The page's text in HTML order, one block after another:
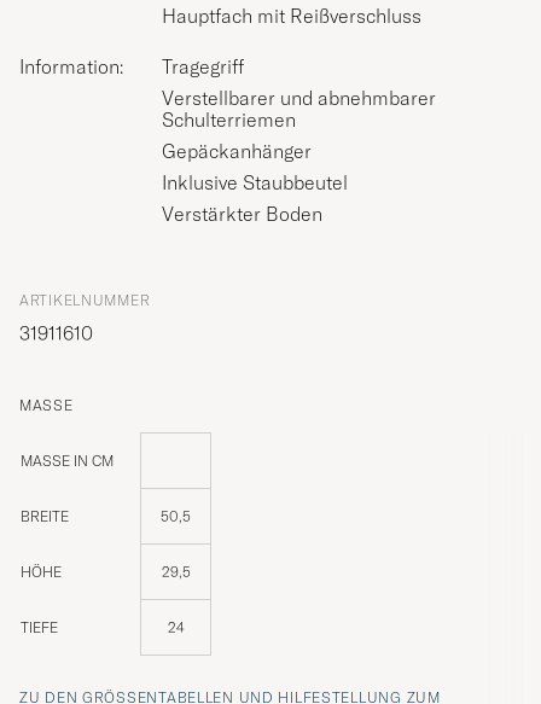
Hauptfach mit Reißverschluss
Information:
Tragegriff
Verstellbarer und abnehmbarer
Schulterriemen
Gepäckanhänger
Inklusive Staubbeutel
Verstärkter Boden
ARTIKELNUMMER
31911610
MASSE
MASSE IN CM
BREITE 50,5
HÖHE 29,5
TIEFE 24
ZU DEN GRÖSSENTABELLEN UND HILFESTELLUNG ZUM R